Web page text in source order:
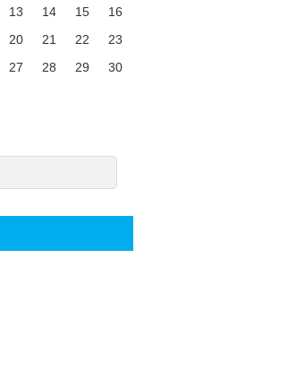
13 14 15
16
20 21 22
23
27 28 29
30